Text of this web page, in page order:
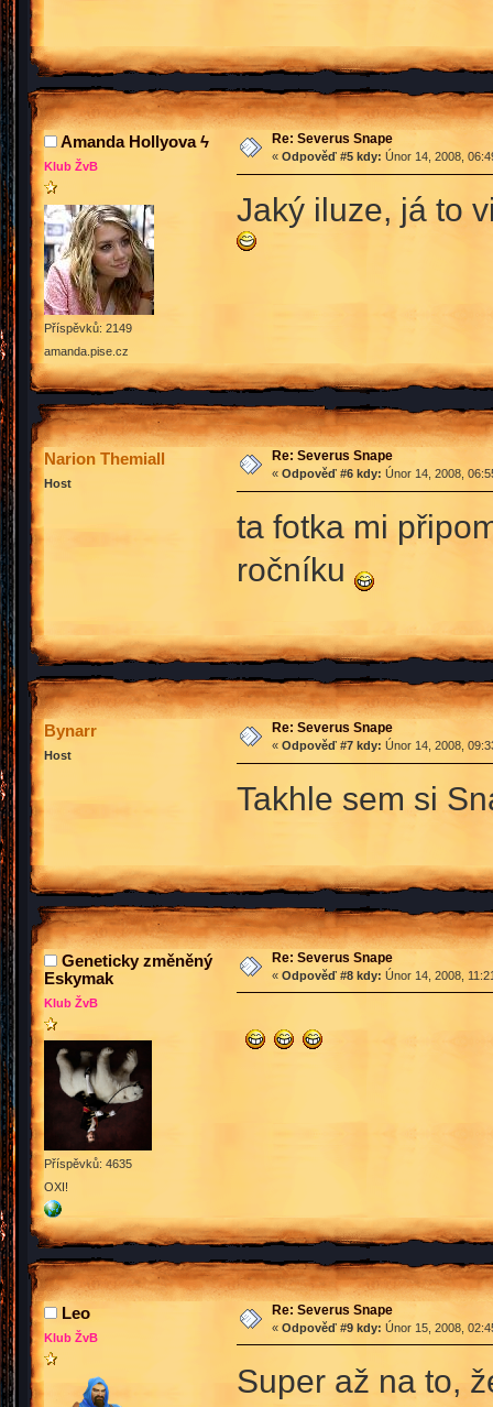
Amanda Hollyova ϟ
Klub ŽvB
Příspěvků: 2149
amanda.pise.cz
Re: Severus Snape
« Odpověď #5 kdy: Únor 14, 2008,
Jaký iluze, já to
Narion Themiall
Host
Re: Severus Snape
« Odpověď #6 kdy: Únor 14, 2008,
ta fotka mi
ročníku
Bynarr
Host
Re: Severus Snape
« Odpověď #7 kdy: Únor 14, 2008,
Takhle sem si
Geneticky změněný
Eskymak
Klub ŽvB
Příspěvků: 4635
OXI!
Re: Severus Snape
« Odpověď #8 kdy: Únor 14, 2008,
Leo
Klub ŽvB
Re: Severus Snape
« Odpověď #9 kdy: Únor 15, 2008,
Super až na to,